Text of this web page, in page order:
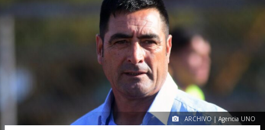
ARCHIVO | Agencia UNO